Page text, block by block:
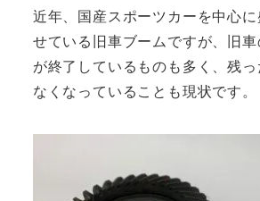
近年、国産スポーツカーを中心
せている旧車ブームですが、旧
が終了しているものも多く、残
なくなっていることも現状です。